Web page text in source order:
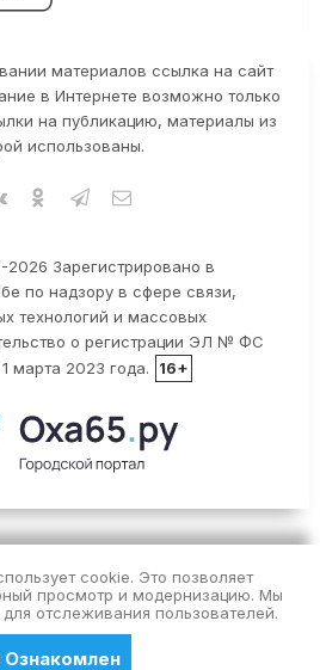
материалов ссылка на сайт
в Интернете возможно только
на публикацию, материалы из
использованы.
Зарегистрировано в
по надзору в сфере связи,
технологий и массовых
о регистрации ЭЛ № ФС
марта 2023 года.
16+
cookie. Это позволяет
просмотр и модернизацию. Мы
отслеживания пользователей.
Ознакомлен